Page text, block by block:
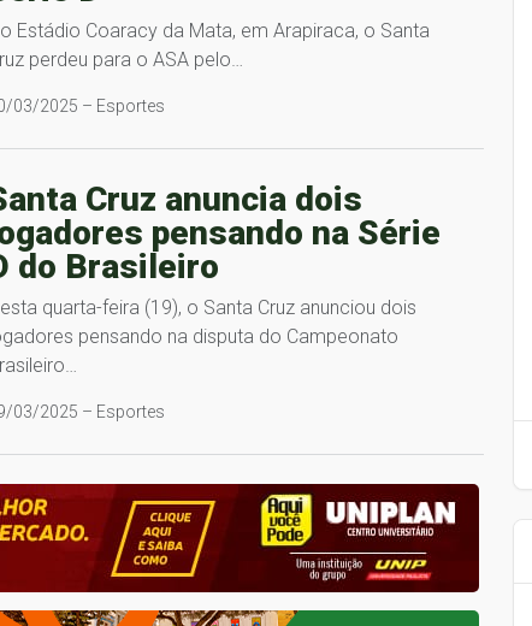
Estádio Coaracy da Mata, em Arapiraca, o Santa
perdeu para o ASA pelo…
03/2025 – Esportes
Cruz anuncia dois
pensando na Série
do Brasileiro
quarta-feira (19), o Santa Cruz anunciou dois
pensando na disputa do Campeonato
03/2025 – Esportes